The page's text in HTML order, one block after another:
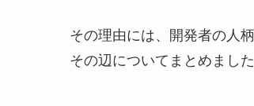
その理由には、開発者の人
その辺についてまとめました